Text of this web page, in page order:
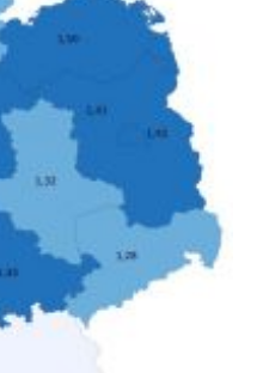
Personen mit
der Verteilung der
einen moderaten
Belastung bei